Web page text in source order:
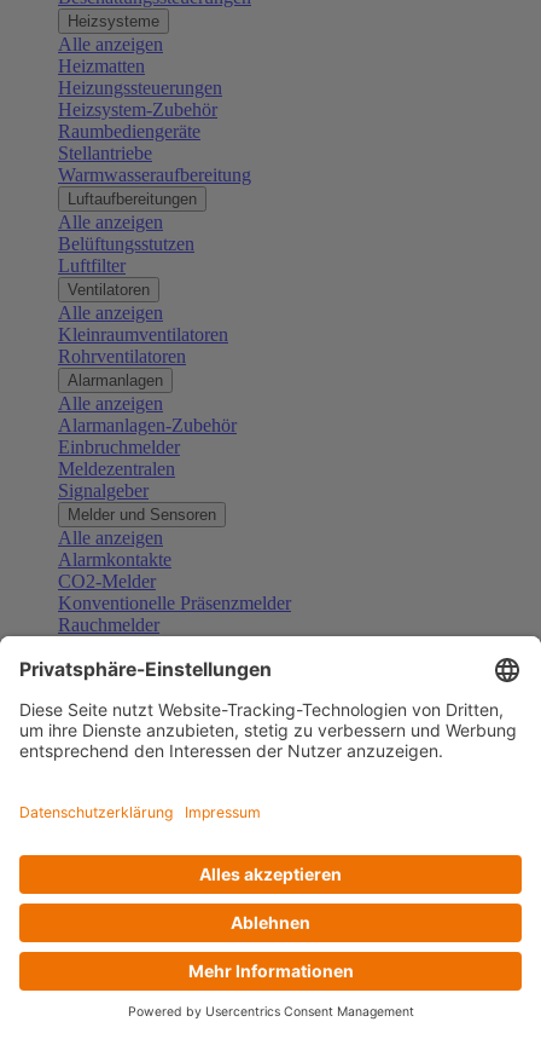
Heizsysteme
Alle anzeigen
Heizmatten
Heizungssteuerungen
Heizsystem-Zubehör
Raumbediengeräte
Stellantriebe
Warmwasseraufbereitung
Luftaufbereitungen
Alle anzeigen
Belüftungsstutzen
Luftfilter
Ventilatoren
Alle anzeigen
Kleinraumventilatoren
Rohrventilatoren
Alarmanlagen
Alle anzeigen
Alarmanlagen-Zubehör
Einbruchmelder
Meldezentralen
Signalgeber
Melder und Sensoren
Alle anzeigen
Alarmkontakte
CO2-Melder
Konventionelle Präsenzmelder
Rauchmelder
Gefahrenmelder
Türsprechanlagen
Alle anzeigen
Außenstationen
Klingeltaster und Gongs
Sprechanlagen-Sets
Zubehör Türkommunikation
Videoüberwachung
Zubehör Videoüberwachung
Alle anzeigen